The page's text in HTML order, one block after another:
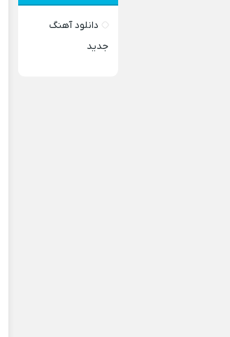
دانلود آهنگ
جدید